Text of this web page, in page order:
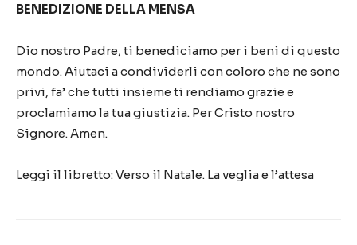
BENEDIZIONE DELLA MENSA
Dio nostro Padre, ti benediciamo per i beni di questo
mondo. Aiutaci a condividerli con coloro che ne sono
privi, fa’ che tutti insieme ti rendiamo grazie e
proclamiamo la tua giustizia. Per Cristo nostro
Signore. Amen.
Leggi il libretto: Verso il Natale. La veglia e l’attesa